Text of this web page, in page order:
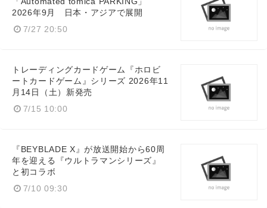
2026年9月 日本・アジアで展開
7/27 20:50
トレーディングカードゲーム『ホロビ
ートカードゲーム』シリーズ 2026年11
月14日（土）新発売
7/15 10:00
『BEYBLADE X』が放送開始から60周
年を迎える『ウルトラマンシリーズ』
と初コラボ
7/10 09:30